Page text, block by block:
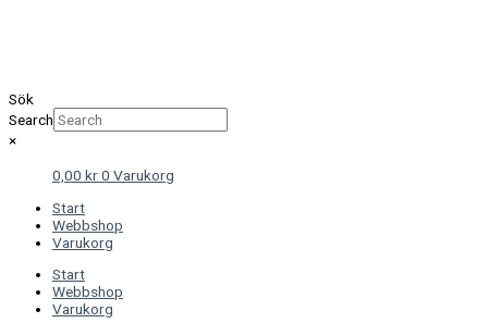
Sök
Search
×
0,00 kr0 Varukorg
Start
Webbshop
Varukorg
Start
Webbshop
Varukorg